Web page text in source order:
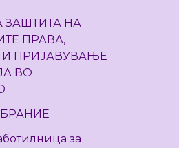
ЗАШТИТА НА
ПРАВА,
И ПРИЈАВУВАЊЕ
ВО
за